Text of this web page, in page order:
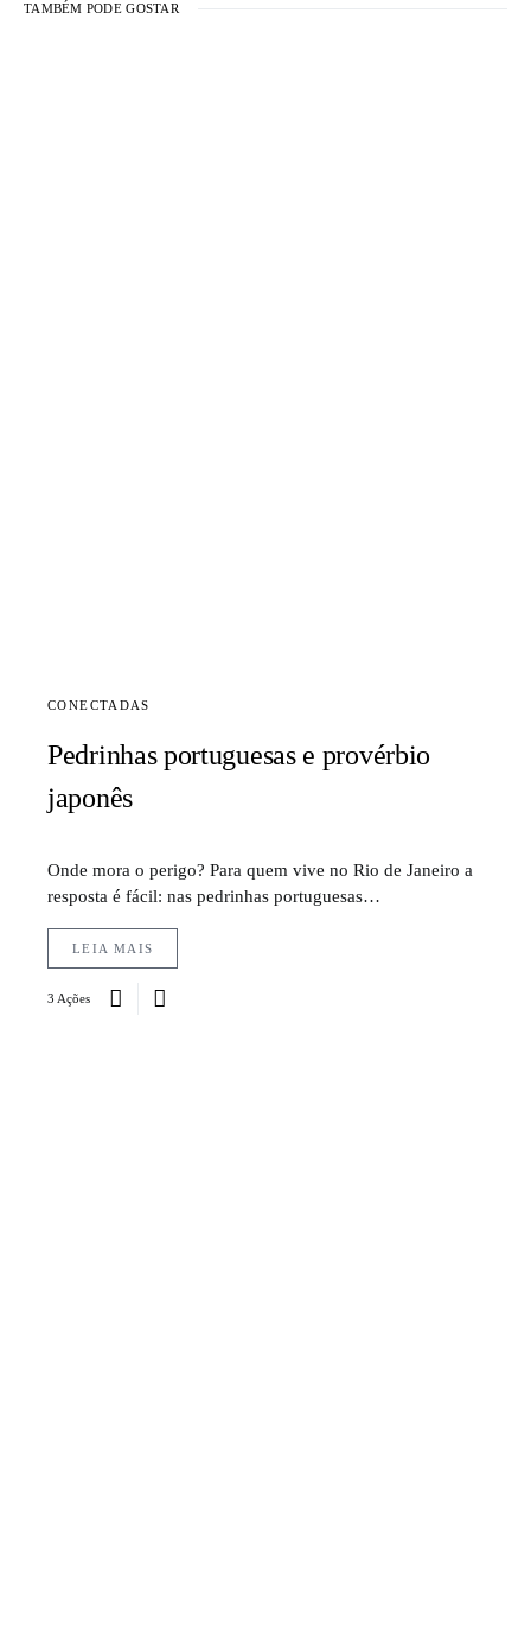
TAMBÉM PODE GOSTAR
CONECTADAS
Pedrinhas portuguesas e provérbio
japonês
Onde mora o perigo? Para quem vive no Rio de Janeiro a
resposta é fácil: nas pedrinhas portuguesas…
LEIA MAIS
3 Ações